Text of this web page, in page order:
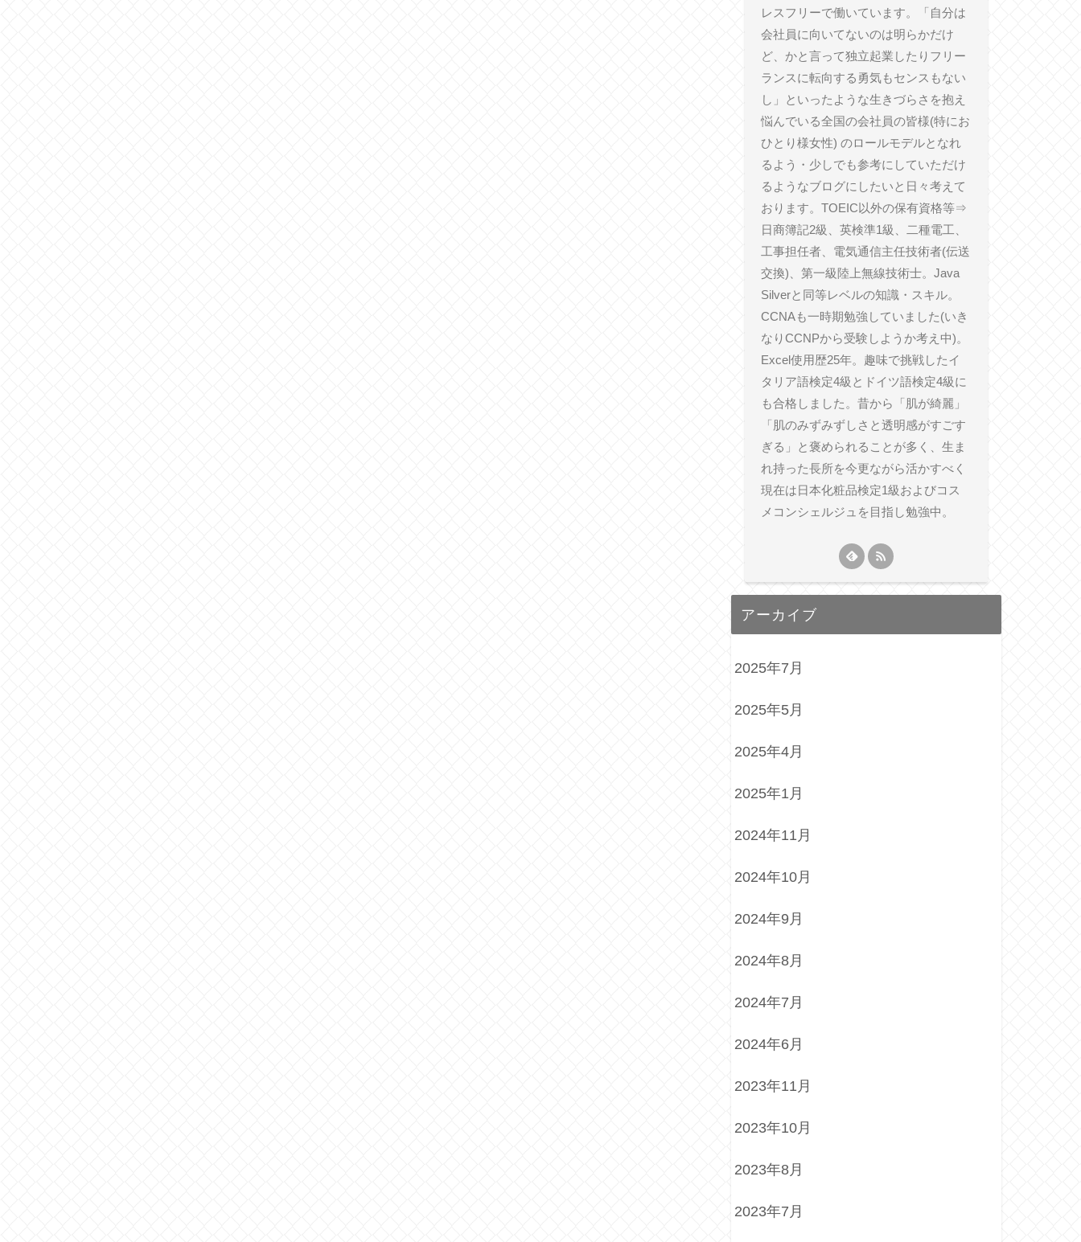
レスフリーで働いています。「自分は
会社員に向いてないのは明らかだけ
ど、かと言って独立起業したりフリー
ランスに転向する勇気もセンスもない
し」といったような生きづらさを抱え
悩んでいる全国の会社員の皆様(特にお
ひとり様女性) のロールモデルとなれ
るよう・少しでも参考にしていただけ
るようなブログにしたいと日々考えて
おります。TOEIC以外の保有資格等⇒
日商簿記2級、英検準1級、二種電工、
工事担任者、電気通信主任技術者(伝送
交換)、第一級陸上無線技術士。Java
Silverと同等レベルの知識・スキル。
CCNAも一時期勉強していました(いき
なりCCNPから受験しようか考え中)。
Excel使用歴25年。趣味で挑戦したイ
タリア語検定4級とドイツ語検定4級に
も合格しました。昔から「肌が綺麗」
「肌のみずみずしさと透明感がすごす
ぎる」と褒められることが多く、生ま
れ持った長所を今更ながら活かすべく
現在は日本化粧品検定1級およびコス
メコンシェルジュを目指し勉強中。
アーカイブ
2025年7月
2025年5月
2025年4月
2025年1月
2024年11月
2024年10月
2024年9月
2024年8月
2024年7月
2024年6月
2023年11月
2023年10月
2023年8月
2023年7月